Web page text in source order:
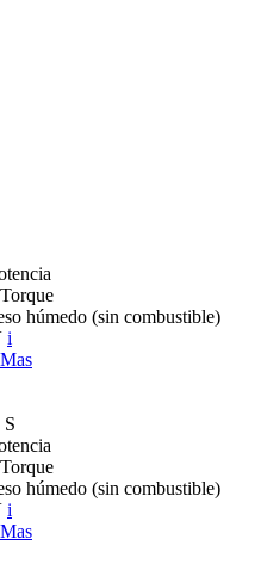
Torque
húmedo (sin combustible)
i
Torque
húmedo (sin combustible)
i